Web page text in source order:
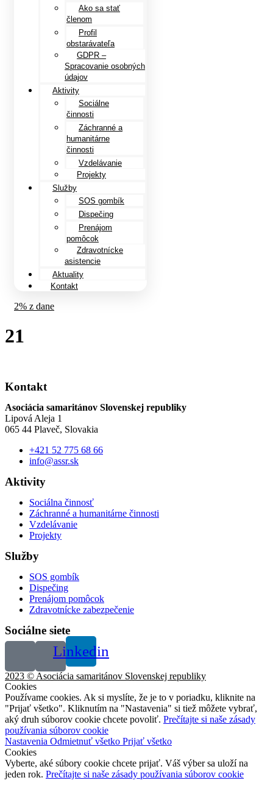
Ako sa stať
členom
Profil
obstarávateľa
GDPR –
Spracovanie osobných
údajov
Aktivity
Sociálne
činnosti
Záchranné a
humanitárne
činnosti
Vzdelávanie
Projekty
Služby
SOS gombík
Dispečing
Prenájom
pomôcok
Zdravotnícke
asistencie
Aktuality
Kontakt
2% z dane
21
Kontakt
Asociácia samaritánov Slovenskej republiky
Lipová Aleja 1
065 44 Plaveč, Slovakia
+421 52 775 68 66
info@assr.sk
Aktivity
Sociálna činnosť
Záchranné a humanitárne činnosti
Vzdelávanie
Projekty
Služby
SOS gombík
Dispečing
Prenájom pomôcok
Zdravotnícke zabezpečenie
Sociálne siete
Linkedin
2023 © Asociácia samaritánov Slovenskej republiky
Cookies
Používame cookies. Ak si myslíte, že je to v poriadku, kliknite na
"Prijať všetko". Kliknutím na "Nastavenia" si tiež môžete vybrať,
aký druh súborov cookie chcete povoliť. Prečítajte si naše zásady
používania súborov cookie
Nastavenia Odmietnuť všetko Prijať všetko
Cookies
Vyberte, aké súbory cookie chcete prijať. Váš výber sa uloží na
jeden rok. Prečítajte si naše zásady používania súborov cookie